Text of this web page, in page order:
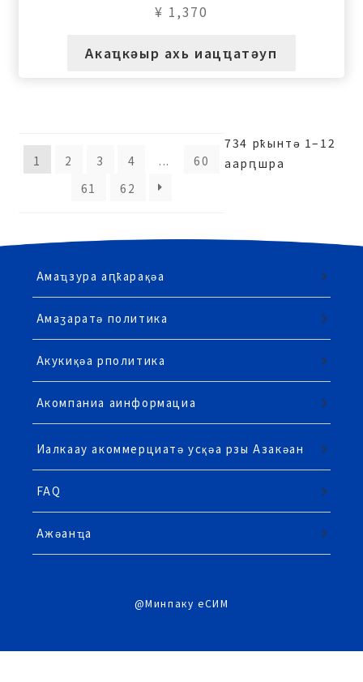
¥ 1,370
Акаҵкәыр ахь иацҵатәуп
734 рҟынтә 1–12
аарԥшра
1 2 3 4 ...
60
61
62
Амаҵзура аԥҟарақәа
Амаӡаратә политика
Акукиқәа рполитика
Акомпаниа аинформациа
Иалкаау акоммерциатә усқәа рзы Азакәан
FAQ
Ажәанҵа
@Минпаку еСИМ